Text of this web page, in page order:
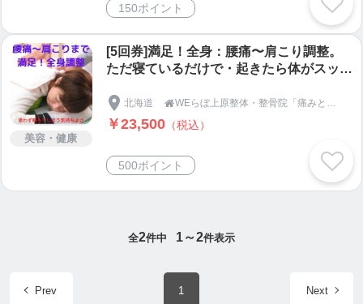
150ポイント
美容・健康
[5回券]満足！全身：腰痛〜肩こり調整。
ただ寝ているだけで・起きたら体がスッキ
トで安心な調整。治療歴４０年の施術家
が、長年の経験と技術の集大成をギュッと
北海道 
￥23,500 （税込）
500ポイント
全2件中 1～2件表示
Prev 1 Next